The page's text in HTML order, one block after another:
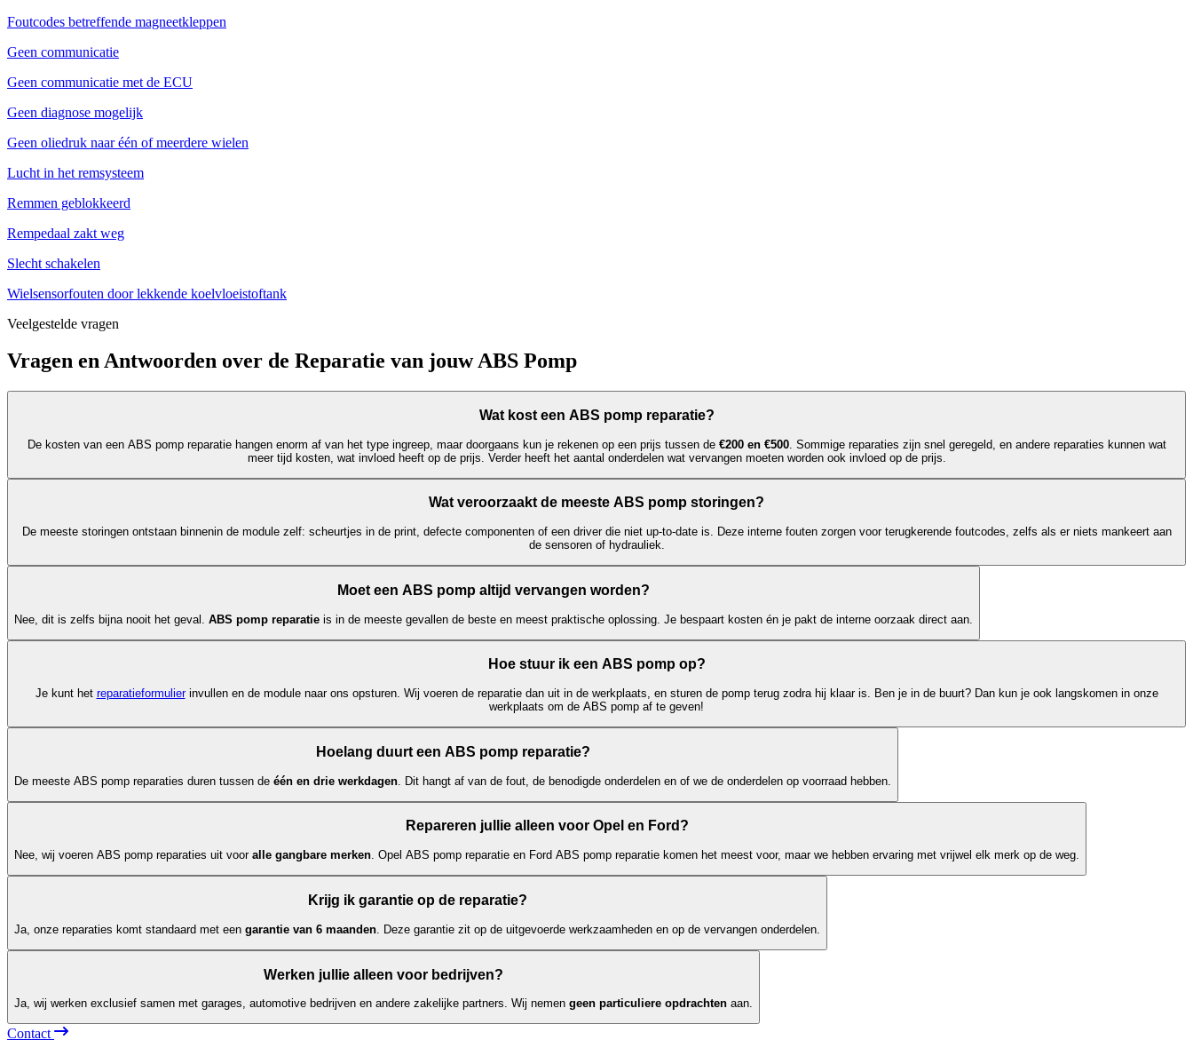
Foutcodes betreffende magneetkleppen
Geen communicatie
Geen communicatie met de ECU
Geen diagnose mogelijk
Geen oliedruk naar één of meerdere wielen
Lucht in het remsysteem
Remmen geblokkeerd
Rempedaal zakt weg
Slecht schakelen
Wielsensorfouten door lekkende koelvloeistoftank
Veelgestelde vragen
Vragen en Antwoorden over de Reparatie van jouw ABS Pomp
Wat kost een ABS pomp reparatie?
De kosten van een ABS pomp reparatie hangen enorm af van het type ingreep, maar doorgaans kun je rekenen op een prijs tussen de €200 en €500. Sommige reparaties zijn snel geregeld, en andere reparaties kunnen wat
meer tijd kosten, wat invloed heeft op de prijs. Verder heeft het aantal onderdelen wat vervangen moeten worden ook invloed op de prijs.
Wat veroorzaakt de meeste ABS pomp storingen?
De meeste storingen ontstaan binnenin de module zelf: scheurtjes in de print, defecte componenten of een driver die niet up-to-date is. Deze interne fouten zorgen voor terugkerende foutcodes, zelfs als er niets mankeert aan
de sensoren of hydrauliek.
Moet een ABS pomp altijd vervangen worden?
Nee, dit is zelfs bijna nooit het geval. ABS pomp reparatie is in de meeste gevallen de beste en meest praktische oplossing. Je bespaart kosten én je pakt de interne oorzaak direct aan.
Hoe stuur ik een ABS pomp op?
Je kunt het reparatieformulier invullen en de module naar ons opsturen. Wij voeren de reparatie dan uit in de werkplaats, en sturen de pomp terug zodra hij klaar is. Ben je in de buurt? Dan kun je ook langskomen in onze
werkplaats om de ABS pomp af te geven!
Hoelang duurt een ABS pomp reparatie?
De meeste ABS pomp reparaties duren tussen de één en drie werkdagen . Dit hangt af van de fout, de benodigde onderdelen en of we de onderdelen op voorraad hebben.
Repareren jullie alleen voor Opel en Ford?
Nee, wij voeren ABS pomp reparaties uit voor alle gangbare merken. Opel ABS pomp reparatie en Ford ABS pomp reparatie komen het meest voor, maar we hebben ervaring met vrijwel elk merk op de weg.
Krijg ik garantie op de reparatie?
Ja, onze reparaties komt standaard met een garantie van 6 maanden . Deze garantie zit op de uitgevoerde werkzaamheden en op de vervangen onderdelen.
Werken jullie alleen voor bedrijven?
Ja, wij werken exclusief samen met garages, automotive bedrijven en andere zakelijke partners. Wij nemen geen particuliere opdrachten aan.
Contact